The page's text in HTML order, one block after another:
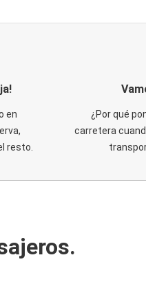
en
resto.
¿Por qué
carretera